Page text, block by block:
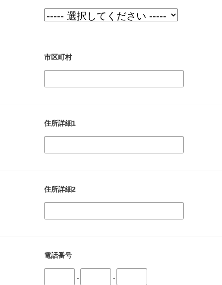
市区町村
住所詳細1
住所詳細2
電話番号
- -